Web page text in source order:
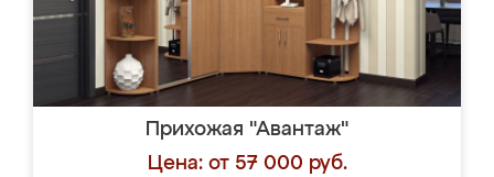
Прихожая "Авантаж"
Цена: от 57 000 руб.